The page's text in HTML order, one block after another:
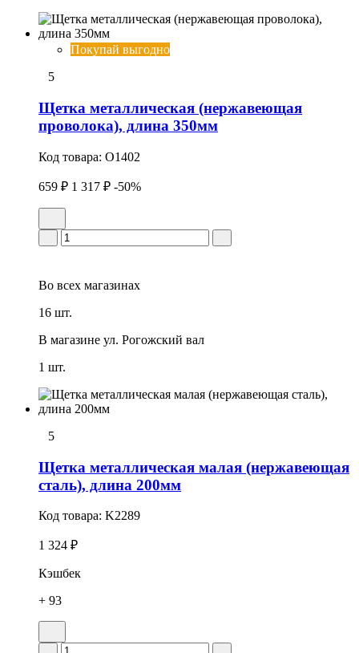
Покупай выгодно
5
Щетка металлическая (нержавеющая
проволока), длина 350мм
Код товара: O1402
659 ₽ 1 317 ₽ -50%
Во всех магазинах
16 шт.
В магазине ул. Рогожский вал
1 шт.
5
Щетка металлическая малая (нержавеющая
сталь), длина 200мм
Код товара: K2289
1 324 ₽
Кэшбек
+ 93